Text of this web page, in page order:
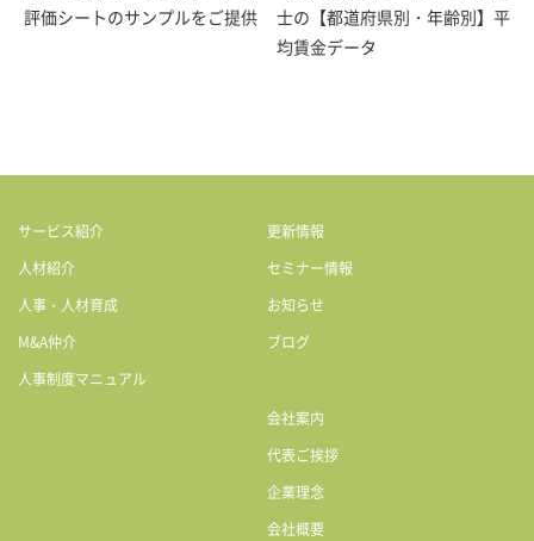
評価シートのサンプルをご提供
士の【都道府県別・年齢別】平
均賃金データ
サービス紹介
人材紹介
人事・人材育成
M&A仲介
人事制度マニュアル
更新情報
セミナー情報
お知らせ
ブログ
会社案内
代表ご挨拶
企業理念
会社概要